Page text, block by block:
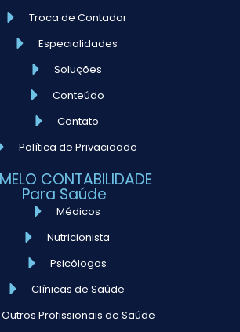
Troca de Contador
Especialidades
Soluções
Conteúdo
Contato
Política de Privacidade
CONTABILIDADE
Para Saúde
Médicos
Nutricionista
Psicólogos
Clínicas de Saúde
Outros Profissionais de Saúde